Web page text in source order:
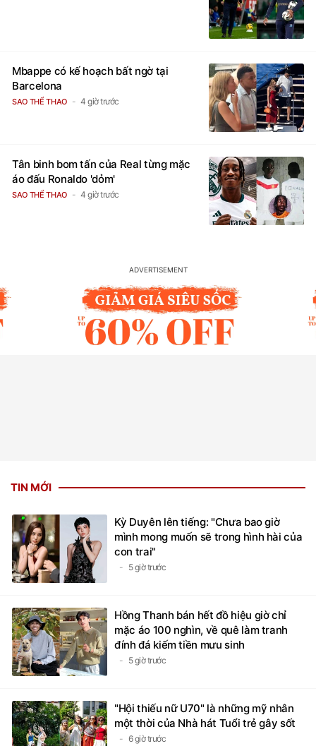
Mbappe có kế hoạch bất ngờ tại
Barcelona
SAO THỂ THAO 4 giờ trước
Tân binh bom tấn của Real từng mặc
áo đấu Ronaldo 'dỏm'
SAO THỂ THAO 4 giờ trước
TIN MỚI
Kỳ Duyên lên tiếng: "Chưa bao giờ
mình mong muốn sẽ trong hình hài của
con trai"
5 giờ trước
Hồng Thanh bán hết đồ hiệu giờ chỉ
mặc áo 100 nghìn, về quê làm tranh
đính đá kiếm tiền mưu sinh
5 giờ trước
"Hội thiếu nữ U70" là những mỹ nhân
một thời của Nhà hát Tuổi trẻ gây sốt
6 giờ trước